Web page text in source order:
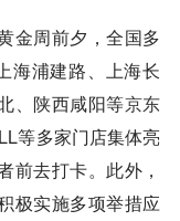
金周前夕，全国多
海浦建路、上海长
、陕西咸阳等京东
等多家门店集体亮
前去打卡。此外，
极实施多项举措应